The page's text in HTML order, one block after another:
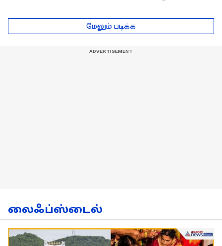
எக்ஸ்பீரியன்ஸ்
மேலும் படிக்க
லைஃப்ஸ்டைல்